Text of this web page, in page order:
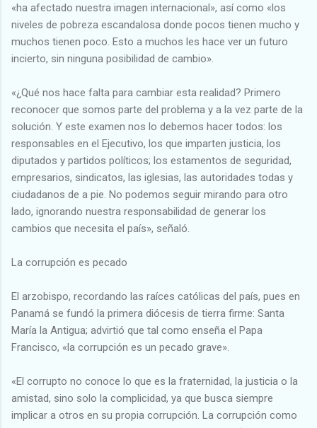
«ha afectado nuestra imagen internacional», así como «los
niveles de pobreza escandalosa donde pocos tienen mucho y
muchos tienen poco. Esto a muchos les hace ver un futuro
incierto, sin ninguna posibilidad de cambio».
«¿Qué nos hace falta para cambiar esta realidad? Primero
reconocer que somos parte del problema y a la vez parte de la
solución. Y este examen nos lo debemos hacer todos: los
responsables en el Ejecutivo, los que imparten justicia, los
diputados y partidos políticos; los estamentos de seguridad,
empresarios, sindicatos, las iglesias, las autoridades todas y
ciudadanos de a pie. No podemos seguir mirando para otro
lado, ignorando nuestra responsabilidad de generar los
cambios que necesita el país», señaló.
La corrupción es pecado
El arzobispo, recordando las raíces católicas del país, pues en
Panamá se fundó la primera diócesis de tierra firme: Santa
María la Antigua; advirtió que tal como enseña el Papa
Francisco, «la corrupción es un pecado grave».
«El corrupto no conoce lo que es la fraternidad, la justicia o la
amistad, sino solo la complicidad, ya que busca siempre
implicar a otros en su propia corrupción. La corrupción como